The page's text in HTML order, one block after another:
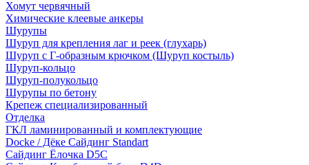
Хомут червячный
Химические клеевые анкеры
Шурупы
Шуруп для крепления лаг и реек (глухарь)
Шуруп с Г-образным крючком (Шуруп костыль)
Шуруп-кольцо
Шуруп-полукольцо
Шурупы по бетону
Крепеж специализированный
Отделка
ГКЛ ламинированный и комплектующие
Docke / Дёке Сайдинг Standart
Сайдинг Ёлочка D5C